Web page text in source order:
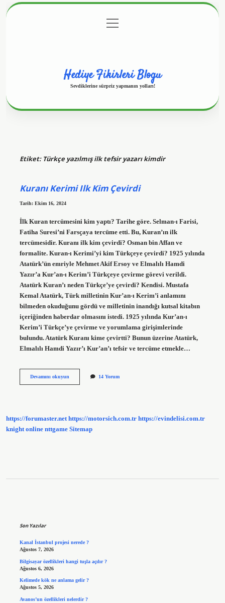
Gizlilik Politikası
menüyü
aç
Hediye Fikirleri Blogu
Sevdiklerine sürpriz yapmanın yolları!
Etiket: Türkçe yazılmış ilk tefsir yazarı kimdir
Kuranı Kerimi Ilk Kim Çevirdi
Tarih: Ekim 16, 2024
İlk Kuran tercümesini kim yaptı? Tarihe göre. Selman-ı Farisi,
Fatiha Suresi’ni Farsçaya tercüme etti. Bu, Kuran’ın ilk
tercümesidir. Kuranı ilk kim çevirdi? Osman bin Affan ve
formalite. Kuran-ı Kerimi’yi kim Türkçeye çevirdi? 1925 yılında
Atatürk’ün emriyle Mehmet Akif Ersoy ve Elmalılı Hamdi
Yazır’a Kur’an-ı Kerim’i Türkçeye çevirme görevi verildi.
Atatürk Kuran’ı neden Türkçe’ye çevirdi? Kendisi. Mustafa
Kemal Atatürk, Türk milletinin Kur’an-ı Kerim’i anlamını
bilmeden okuduğunu gördü ve milletinin inandığı kutsal kitabın
içeriğinden haberdar olmasını istedi. 1925 yılında Kur’an-ı
Kerim’i Türkçe’ye çevirme ve yorumlama girişimlerinde
bulundu. Atatürk Kuranı kime çevirtti? Bunun üzerine Atatürk,
Elmalılı Hamdi Yazır’ı Kur’an’ı tefsir ve tercüme etmekle…
Devamını okuyunKuranı
14 Yorum
https://forumaster.net https://motorsich.com.tr https://evindelisi.com.tr
knight online nttgame Sitemap
Son Yazılar
Kanal İstanbul projesi nerede ?
Ağustos 7, 2026
Bilgisayar özellikleri hangi tuşla açılır ?
Ağustos 6, 2026
Kelimede kök ne anlama gelir ?
Ağustos 5, 2026
Avanos’un özellikleri nelerdir ?